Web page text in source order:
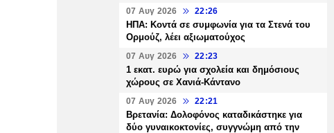
07 Αυγ 2026 22:26
ΗΠΑ: Κοντά σε συμφωνία για τα Στενά του
Ορμούζ, λέει αξιωματούχος
07 Αυγ 2026 22:23
1 εκατ. ευρώ για σχολεία και δημόσιους
χώρους σε Χανιά-Κάντανο
07 Αυγ 2026 22:21
Βρετανία: Δολοφόνος καταδικάστηκε για
δύο γυναικοκτονίες, συγγνώμη από την